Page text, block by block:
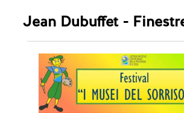
Jean Dubuffet -